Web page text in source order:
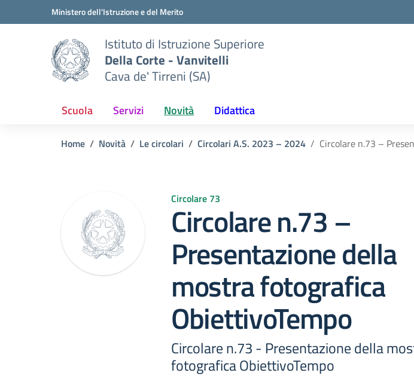
Vai ai contenuti
Vai al menu di navigazioneMinistero dell'Istruzione e del Merito
Istituto di Istruzione Superiore
Della Corte - Vanvitelli
Cava de' Tirreni (SA)
Scuola Servizi Novità Didattica
Home Novità Le circolari Circolari A.S. 2023 – 2024 Circolare n.73 –
Circolare 73
Circolare n.73 –
Presentazione della
mostra fotografica
ObiettivoTempo
Circolare n.73 - Presentazione della
fotografica ObiettivoTempo